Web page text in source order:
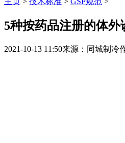
5种按药品注册的体外
2021-10-13 11:50来源：同城制冷